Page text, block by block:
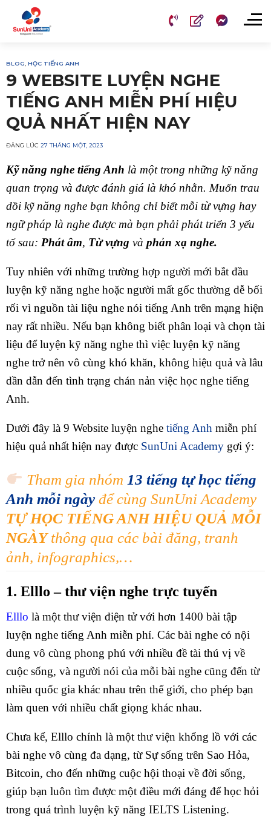
BLOG HỌC TIẾNG ANH
9 WEBSITE LUYỆN NGHE
TIẾNG ANH MIỄN PHÍ HIỆU
QUẢ NHẤT HIỆN NAY
ĐĂNG LÚC 27 THÁNG MỘT, 2023
Kỹ năng nghe tiếng Anh là một trong những kỹ năng
quan trọng và được đánh giá là khó nhằn. Muốn trau
dồi kỹ năng nghe bạn không chỉ biết mỗi từ vựng hay
ngữ pháp là nghe được mà bạn phải phát triển 3 yếu
tố sau: Phát âm, Từ vựng và phản xạ nghe.
Tuy nhiên với những trường hợp người mới bắt đầu
luyện kỹ năng nghe hoặc người mất gốc thường dễ bối
rối vì nguồn tài liệu nghe nói tiếng Anh trên mạng hiện
nay rất nhiều. Nếu bạn không biết phân loại và chọn tài
liệu để luyện kỹ năng nghe thì việc luyện kỹ năng
nghe trở nên vô cùng khó khăn, không hiệu quả và lâu
dần dẫn đến tình trạng chán nản việc học nghe tiếng
Anh.
Dưới đây là 9 Website luyện nghe tiếng Anh miễn phí
hiệu quả nhất hiện nay được SunUni Academy gợi ý:
Tham gia nhóm 13 tiếng tự học tiếng
Anh mỗi ngàyđể cùng SunUni Academy
TỰ HỌC TIẾNG ANH HIỆU QUẢ MỖI
NGÀYthông qua các bài đăng, tranh
ảnh, infographics,…
1. Elllo – thư viện nghe trực tuyến
Elllo là một thư viện điện tử với hơn 1400 bài tập
luyện nghe tiếng Anh miễn phí. Các bài nghe có nội
dung vô cùng phong phú với nhiều đề tài thú vị về
cuộc sống, và người nói của mỗi bài nghe cũng đến từ
nhiều quốc gia khác nhau trên thế giới, cho phép bạn
làm quen với nhiều chất giọng khác nhau.
Chưa kể, Elllo chính là một thư viện khổng lồ với các
bài nghe vô cùng đa dạng, từ Sự sống trên Sao Hỏa,
Bitcoin, cho đến những cuộc hội thoại về đời sống,
giúp bạn luôn tìm được một điều mới đáng để học hỏi
trong quá trình luyện kỹ năng IELTS Listening.